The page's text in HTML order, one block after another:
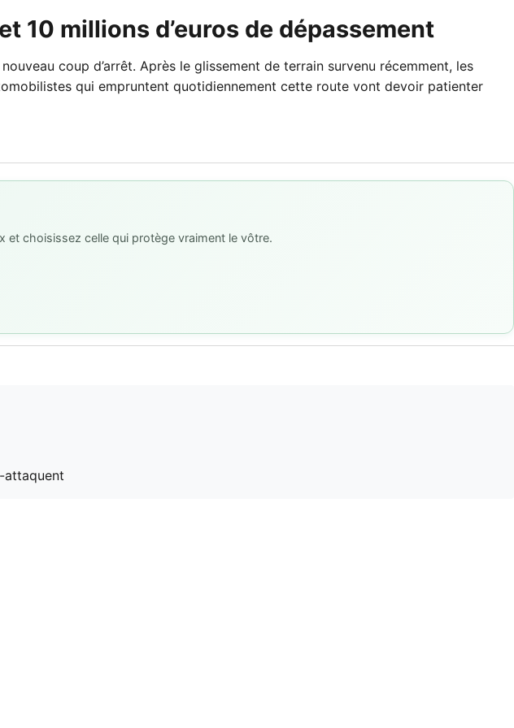
10 millions d’euros de dépassement
coup d’arrêt. Après le glissement de terrain survenu récemment, les
qui empruntent quotidiennement cette route vont devoir patienter
et choisissez celle qui protège vraiment le vôtre.
attaquent